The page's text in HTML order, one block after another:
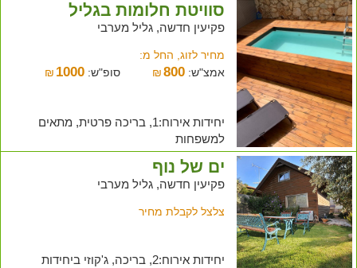
סוויטת חלומות בגליל
פקיעין חדשה, גליל מערבי
מחיר לזוג, החל מ:
אמצ"ש:
₪800 סופ"ש: ₪ 1000
יחידות אירוח:1, בריכה פרטית, מתאים
למשפחות
ים של נוף
פקיעין חדשה, גליל מערבי
צלצל לקבלת מחיר
יחידות אירוח:2, בריכה, ג'קוזי ביחידות